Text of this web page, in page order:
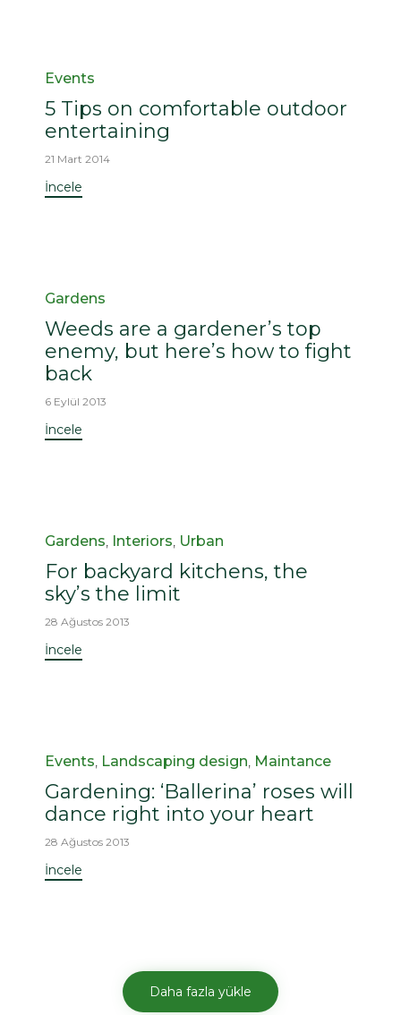
Kategori
Events
5 Tips on comfortable outdoor
entertaining
21 Mart 2014
İncele
Kategori
Gardens
Weeds are a gardener’s top
enemy, but here’s how to fight
back
6 Eylül 2013
İncele
Kategori
Gardens, Interiors, Urban
For backyard kitchens, the
sky’s the limit
28 Ağustos 2013
İncele
Kategori
Events, Landscaping design, Maintance
Gardening: ‘Ballerina’ roses will
dance right into your heart
28 Ağustos 2013
İncele
Daha fazla yükle